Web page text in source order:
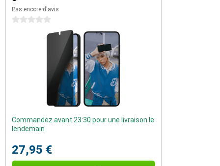
Pas encore d'avis
0 étoiles
Commandez avant 23:30 pour une livraison le
lendemain
27,95 €